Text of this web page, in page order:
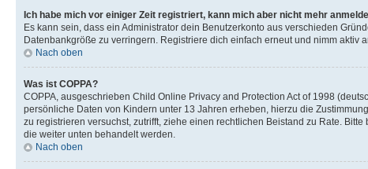
Ich habe mich vor einiger Zeit registriert, kann mich aber nicht mehr
Es kann sein, dass ein Administrator dein Benutzerkonto aus verschieden
Datenbankgröße zu verringern. Registriere dich einfach erneut und nimm aktiv
Nach oben
Was ist COPPA?
COPPA, ausgeschrieben Child Online Privacy and Protection Act of 1998
persönliche Daten von Kindern unter 13 Jahren erheben, hierzu die
zu registrieren versuchst, zutrifft, ziehe einen rechtlichen Beistand zu Rate.
die weiter unten behandelt werden.
Nach oben